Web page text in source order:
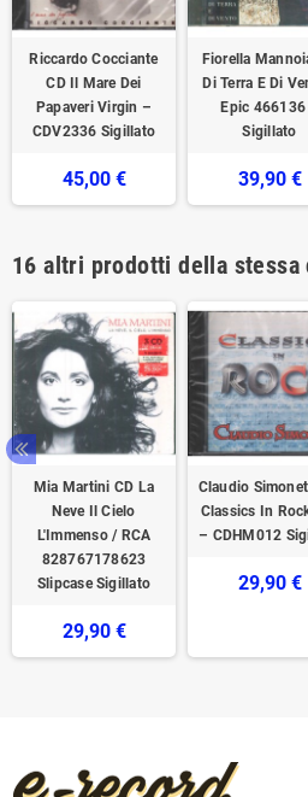
Riccardo Cocciante
CD Il Mare Dei
Papaveri Virgin –
CDV2336 Sigillato
45,00 €
Fiorella
Di Terra E Di
Epic 466136
Sigillato
39,90 €
16 altri prodotti della stessa
Mia Martini CD La
Neve Il Cielo
L'Immenso / RCA
828767178623
Slipcase Sigillato
29,90 €
Claudio
Classics In
– CDHM012
29,90 €